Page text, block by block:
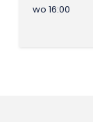
wo 16:00